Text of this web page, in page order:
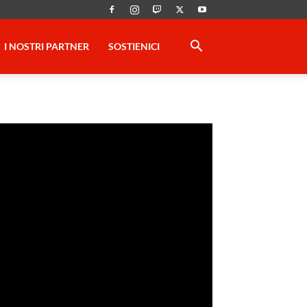
I NOSTRI PARTNER SOSTIENICI